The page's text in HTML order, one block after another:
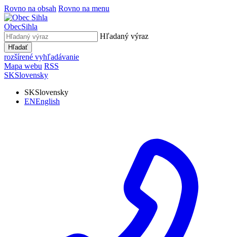
Rovno na obsah Rovno na menu
ObecSihla
Hľadaný výraz
Hľadať
rozšírené vyhľadávanie
Mapa webu RSS
SKSlovensky
SKSlovensky
ENEnglish